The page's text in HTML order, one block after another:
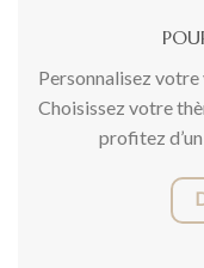
Personnalisez votre
Choisissez votre
profitez